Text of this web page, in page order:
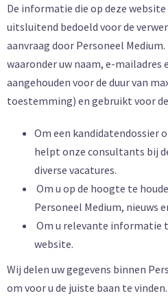
De informatie die op deze
uitsluitend bedoeld voor de
aanvraag door Personeel
waaronder uw naam, e-mailadres
aangehouden voor de duur van
toestemming) en gebruikt voor
Om een kandidatendossier
helpt onze consultants bij
diverse vacatures.
Om u op de hoogte te
Personeel Medium, nieuws
Om u relevante informatie
website.
Wij delen uw gegevens binnen
om voor u de juiste baan te